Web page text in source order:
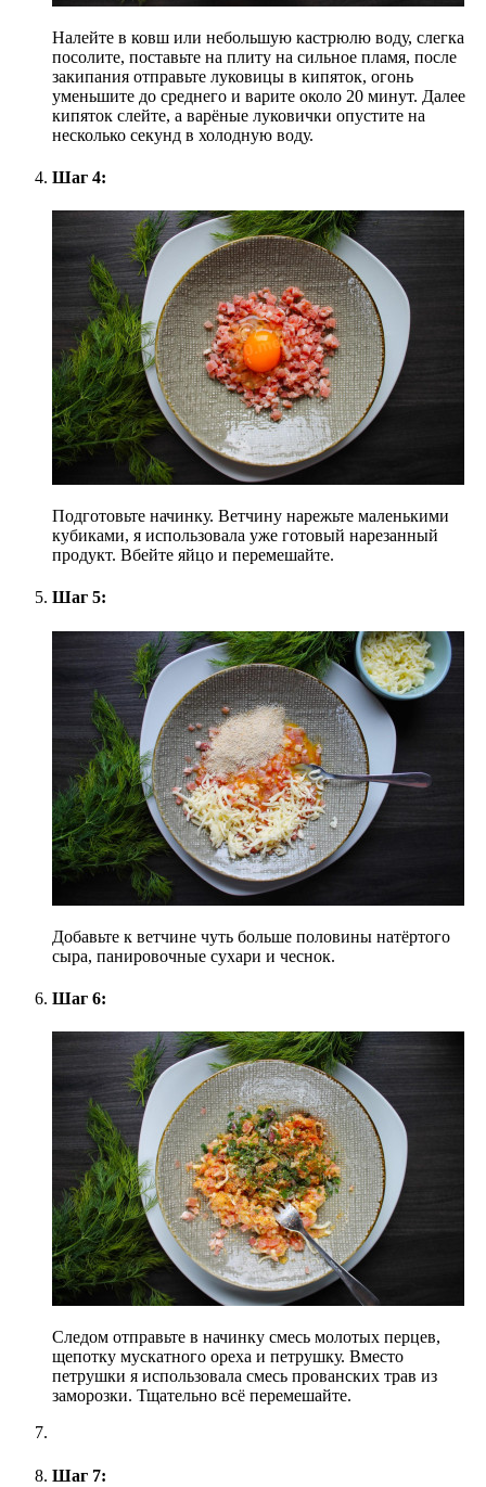
Налейте в ковш или небольшую кастрюлю воду, слегка
посолите, поставьте на плиту на сильное пламя, после
закипания отправьте луковицы в кипяток, огонь
уменьшите до среднего и варите около 20 минут. Далее
кипяток слейте, а варёные луковички опустите на
несколько секунд в холодную воду.
Шаг 4:
Подготовьте начинку. Ветчину нарежьте маленькими
кубиками, я использовала уже готовый нарезанный
продукт. Вбейте яйцо и перемешайте.
Шаг 5:
Добавьте к ветчине чуть больше половины натёртого
сыра, панировочные сухари и чеснок.
Шаг 6:
Следом отправьте в начинку смесь молотых перцев,
щепотку мускатного ореха и петрушку. Вместо
петрушки я использовала смесь прованских трав из
заморозки. Тщательно всё перемешайте.
Шаг 7: